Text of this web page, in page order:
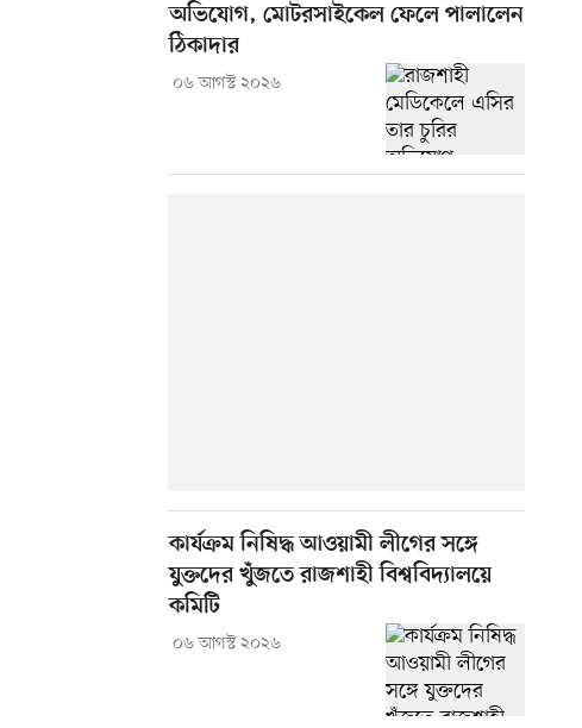
অভিযোগ, মোটরসাইকেল ফেলে পালালেন
ঠিকাদার
০৬ আগস্ট ২০২৬
কার্যক্রম নিষিদ্ধ আওয়ামী লীগের সঙ্গে
যুক্তদের খুঁজতে রাজশাহী বিশ্ববিদ্যালয়ে
কমিটি
০৬ আগস্ট ২০২৬